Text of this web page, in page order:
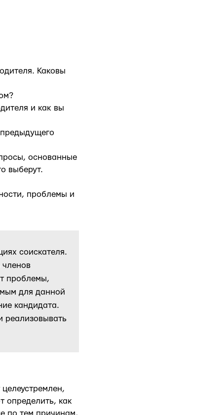
Каковы
и как вы
основанные
выберут.
проблемы и
соискателя.
членов
проблемы,
для данной
кандидата.
реализовывать
определить, как
по тем причинам,